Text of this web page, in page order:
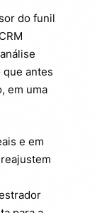
do funil
que antes
em uma
e em